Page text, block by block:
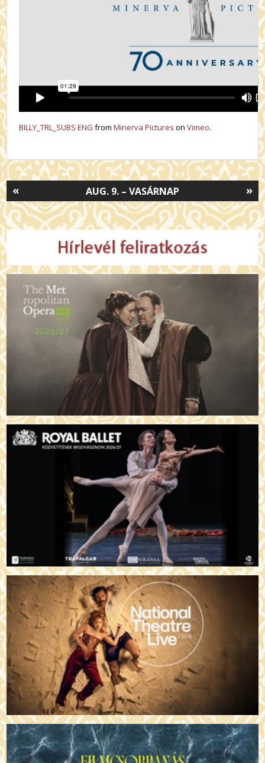
BILLY_TRL_SUBS ENG fromMinerva Pictures onVimeo.
»
AUG. 9. – VASÁRNAP
«